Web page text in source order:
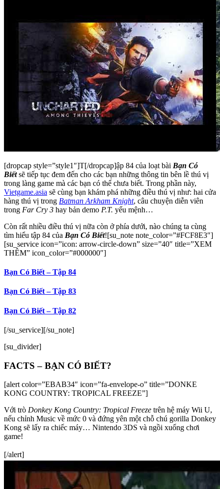
[dropcap style=”style1″]T[/dropcap]ập 84 của loạt bài Bạn Có
Biếtsẽ tiếp tục đem đến cho các bạn những thông tin bên lề thú vị
trong làng game mà các bạn có thể chưa biết. Trong phần này,
Vietgame.asia sẽ cùng bạn khám phá những điều thú vị như: hai cửa
hàng thú vị trong Batman Arkham Knight, câu chuyện diễn viên
trong Far Cry 3 hay bản demo P.T. yểu mệnh…
Còn rất nhiều điều thú vị nữa còn ở phía dưới, nào chúng ta cùng
tìm hiểu tập 84 của Bạn Có Biết![su_note note_color=”#FCF8E3″]
[su_service icon=”icon: arrow-circle-down” size=”40″ title=”XEM
THÊM” icon_color=”#000000″]
Bạn Có Biết – Tập 84
Bạn Có Biết – Tập 83
Bạn Có Biết – Tập 82
[/su_service][/su_note]
[su_divider]
FACTS – BẠN CÓ BIẾT?
[alert color=”EBAB34″ icon=”fa-envelope-o” title=”DONKE
KONG COUNTRY: TROPICAL FREEZE”]
Với trò Donkey Kong Country: Tropical Freeze trên hệ máy Wii U,
nếu chỉnh Music về mức 0 và đứng yên một chỗ chú gorilla Donkey
Kong sẽ lấy ra chiếc máy… Nintendo 3DS và ngồi xuống chơi
game!
[/alert]